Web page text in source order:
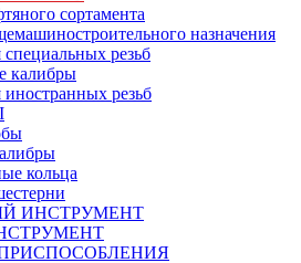
сортамента
назначения
резьб
калибры
резьб
кольца
ИНСТРУМЕНТ